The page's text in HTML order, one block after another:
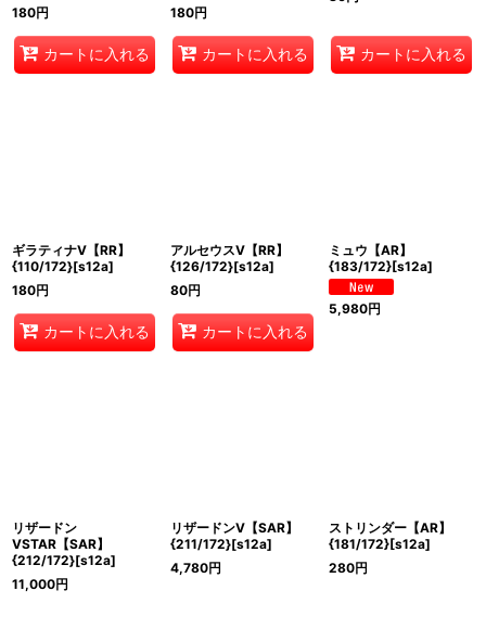
180円
カートに入れる
180円
カートに入れる カートに入れる
ギラティナV【RR】
{110/172}[s12a]
180円
カートに入れる
アルセウスV【RR】
{126/172}[s12a]
80円
カートに入れる
ミュウ【AR】
{183/172}[s12a]
5,980円
リザードン
VSTAR【SAR】
{212/172}[s12a]
11,000円
リザードンV【SAR】
{211/172}[s12a]
4,780円
ストリンダー【AR】
{181/172}[s12a]
280円